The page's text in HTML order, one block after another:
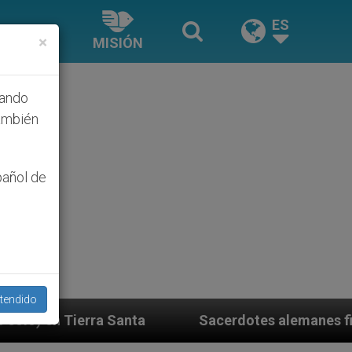
MISIÓN
ES
Sacerdotes alemanes fieles al Papa
×
de